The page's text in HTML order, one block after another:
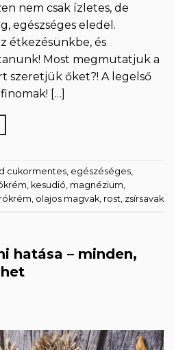
nem csak ízletes, de
egészséges eledel.
étkezésünkbe, és
Most megmutatjuk a
szeretjük őket?! A legelső
[…]
cukormentes, egészéséges,
, kesudió, magnézium,
, olajos magvak, rost, zsírsavak
hatása – minden,